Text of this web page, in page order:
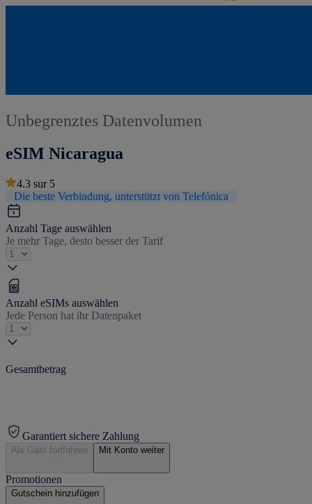
Unbegrenztes Datenvolumen
eSIM Nicaragua
4.3 sur 5
Die beste Verbindung, unterstützt von Telefónica
Anzahl Tage auswählen
Je mehr Tage, desto besser der Tarif
Anzahl eSIMs auswählen
Jede Person hat ihr Datenpaket
Gesamtbetrag
Garantiert sichere Zahlung
Als Gast fortfahren Mit Konto weiter
Promotionen
Gutschein hinzufügen